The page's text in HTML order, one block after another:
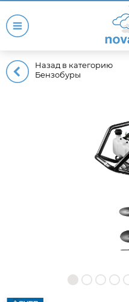
Назад в категорию
Бензобуры